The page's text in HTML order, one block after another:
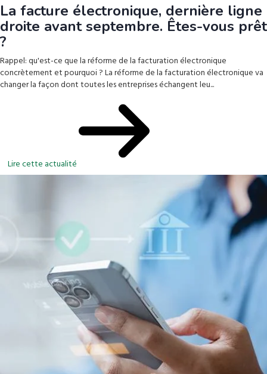
La facture électronique, dernière ligne
droite avant septembre. Êtes-vous prêt
?
Rappel: qu'est-ce que la réforme de la facturation électronique
concrètement et pourquoi ? La réforme de la facturation électronique va
changer la façon dont toutes les entreprises échangent leu...
Lire cette actualité